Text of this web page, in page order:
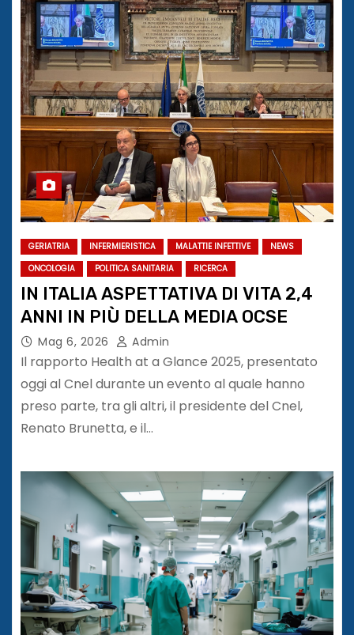
GERIATRIA INFERMIERISTICA MALATTIE INFETTIVE
NEWS
ONCOLOGIA
POLITICA SANITARIA RICERCA
IN ITALIA ASPETTATIVA DI VITA 2,4
ANNI IN PIÙ DELLA MEDIA OCSE
Mag 6, 2026 Admin
Il rapporto Health at a Glance 2025, presentato
oggi al Cnel durante un evento al quale hanno
preso parte, tra gli altri, il presidente del Cnel,
Renato Brunetta, e il…